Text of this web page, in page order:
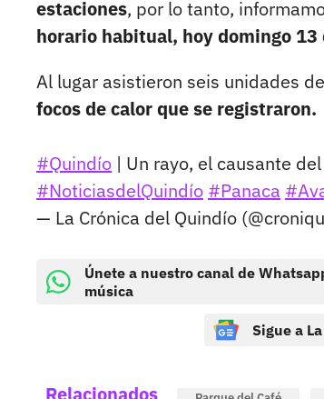
estaciones, por lo tanto,
horario habitual, hoy domingo 13
Al lugar asistieron seis unidades
focos de calor que se registraron.
#Quindío | Un rayo, el causante
#NoticiasdelQuindío #Panaca
— La Crónica del Quindío
Únete a nuestro canal de
música
Sigue a